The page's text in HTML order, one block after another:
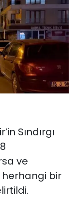
Sındırgı
ve
bir